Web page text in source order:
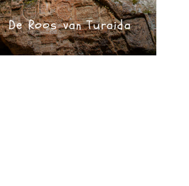
De Roos van Turaida